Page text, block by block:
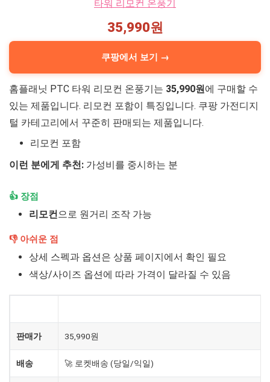
35,990원
쿠팡에서 보기 →
홈플래닛 PTC 타워 리모컨 온풍기는 35,990원에 구매할 수
있는 제품입니다. 리모컨 포함이 특징입니다. 쿠팡 가전디지
털 카테고리에서 꾸준히 판매되는 제품입니다.
리모컨 포함
이런 분에게 추천: 가성비를 중시하는 분
👍 장점
리모컨으로 원거리 조작 가능
👎 아쉬운 점
상세 스펙과 옵션은 상품 페이지에서 확인 필요
색상/사이즈 옵션에 따라 가격이 달라질 수 있음
판매가 35,990원
배송 🚀 로켓배송 (당일/익일)